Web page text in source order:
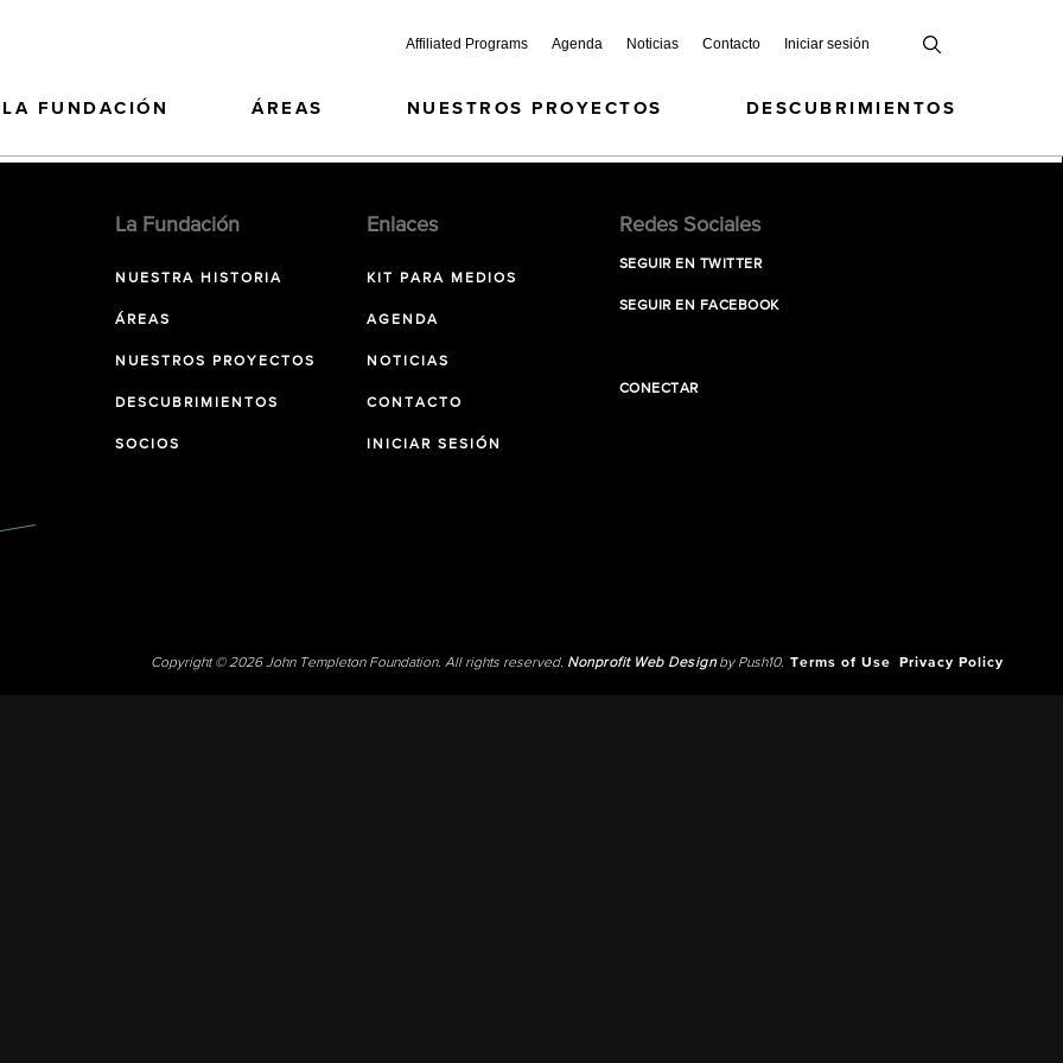
Affiliated Programs Agenda Noticias Contacto Iniciar sesión
LA FUNDACIÓN ÁREAS NUESTROS PROYECTOS DESCUBRIMIENTOS
La Fundación
NUESTRA HISTORIA
ÁREAS
NUESTROS PROYECTOS
DESCUBRIMIENTOS
SOCIOS
Enlaces
KIT PARA MEDIOS
AGENDA
NOTICIAS
CONTACTO
INICIAR SESIÓN
Redes Sociales
SEGUIR EN TWITTER
SEGUIR EN FACEBOOK
CONECTAR
Copyright © 2026 John Templeton Foundation. All rights reserved. Nonprofit Web Designby Push10. Terms of Use Privacy Policy